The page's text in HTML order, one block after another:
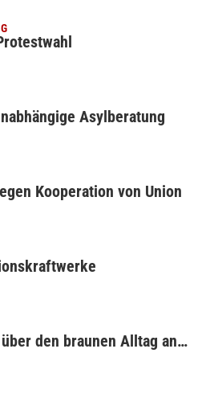
Asylberatung
Kooperation von Union
den braunen Alltag an…